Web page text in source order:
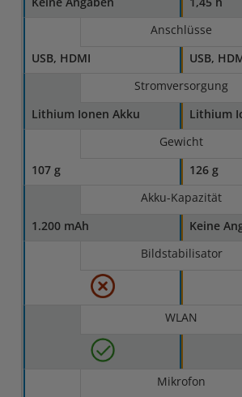
Anschlüsse
USB, HDMI
USB,
Stromversorgung
Lithium Ionen Akku
Lithium
Gewicht
107 g
126 g
Akku-Kapazität
1.200 mAh
Keine
Bildstabilisator
WLAN
Mikrofon